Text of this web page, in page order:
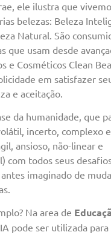
ele ilustra que
belezas: Beleza
Natural. São
que usam desde
e Cosméticos Clean
em satisfazer
e aceitação.
da humanidade, que
incerto, complexo
ansioso, não-linear e
com todos seus
imaginado de
Na area de
pode ser utilizada